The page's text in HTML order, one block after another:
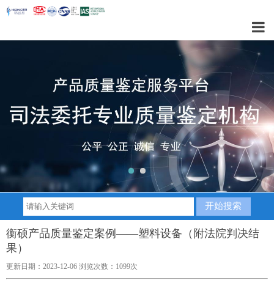
衡硕产品质量鉴定案例——塑料设备（附法院判决结
果）
更新日期：2023-12-06 浏览次数：1099次